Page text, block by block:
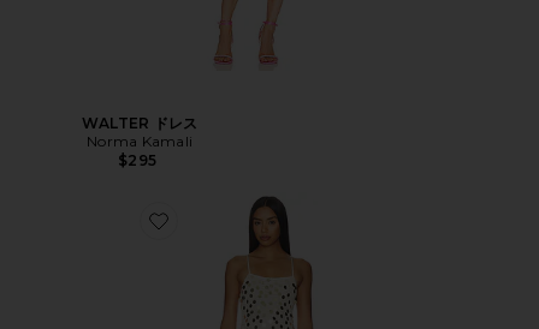
WALTER ドレス
Norma Kamali
$295